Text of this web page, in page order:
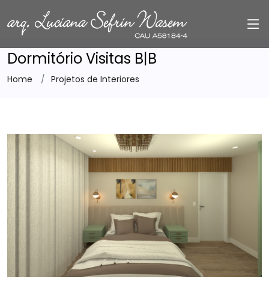
Dormitório Visitas B|B
Home Projetos de Interiores